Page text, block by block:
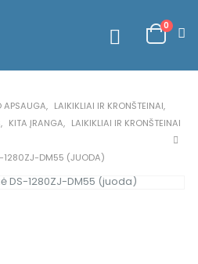
0
APSAUGA, LAIKIKLIAI IR KRONŠTEINAI,
, KITA ĮRANGA, LAIKIKLIAI IR KRONŠTEINAI
1280ZJ-DM55 (JUODA)